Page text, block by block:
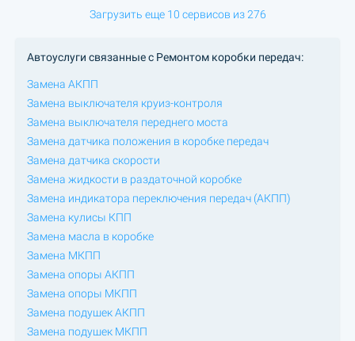
Загрузить еще 10 сервисов из 276
Автоуслуги связанные с Ремонтом коробки передач:
Замена АКПП
Замена выключателя круиз-контроля
Замена выключателя переднего моста
Замена датчика положения в коробке передач
Замена датчика скорости
Замена жидкости в раздаточной коробке
Замена индикатора переключения передач (АКПП)
Замена кулисы КПП
Замена масла в коробке
Замена МКПП
Замена опоры АКПП
Замена опоры МКПП
Замена подушек АКПП
Замена подушек МКПП